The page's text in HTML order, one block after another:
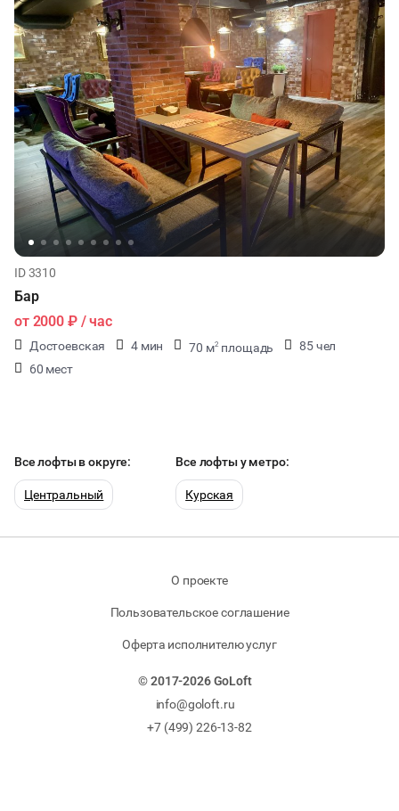
ID 3310
Бар
от 2000 ₽/ час
Достоевская 4 мин 70 м2 площадь
85 чел
60 мест
Все лофты в округе:
Центральный
Все лофты у метро:
Курская
О проекте
Пользовательское соглашение
Оферта исполнителю услуг
© 2017-2026 GoLoft
info@goloft.ru
+7 (499) 226-13-82